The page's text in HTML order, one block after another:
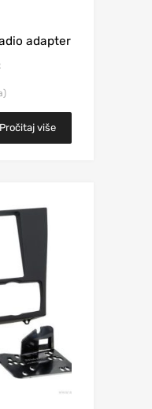
adapter
Pročitaj više